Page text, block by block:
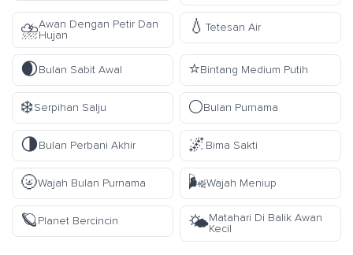
⛈️Awan Dengan Petir Dan
Hujan
💧 Tetesan Air
🌒Bulan Sabit Awal ⭐Bintang Medium Putih
❄️Serpihan Salju 🌕Bulan Purnama
🌗Bulan Perbani Akhir 🌌Bima Sakti
🌝Wajah Bulan Purnama 🌬️Wajah Meniup
🪐Planet Bercincin 🌤️Matahari Di Balik Awan
Kecil